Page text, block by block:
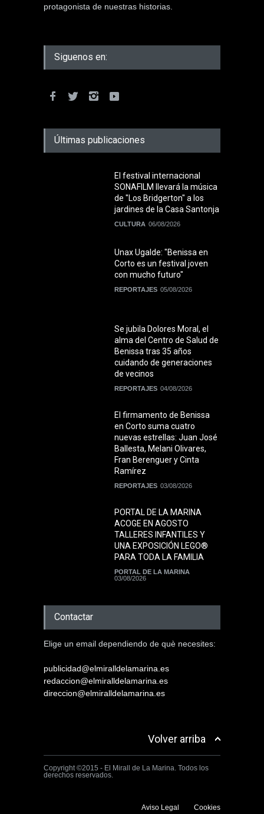
protagonista de nuestras historias.
Siguenos en:
Últimas publicaciones
El festival internacional
SONAFILM llevará la música
de "Los Bridgerton" a los
jardines de la Casa Santonja
CULTURA 06/08/2026
Unax Ugalde: "Benissa en
Corto es un festival joven
con mucho futuro"
REPORTAJES 05/08/2026
Se jubila Dolores Moral, el
alma del Centro de Salud de
Benissa tras 35 años
cuidando de generaciones
de vecinos
REPORTAJES 04/08/2026
El firmamento de Benissa
en Corto suma cuatro
nuevas estrellas: Juan José
Ballesta, Melani Olivares,
Fran Berenguer y Cinta
Ramírez
REPORTAJES 03/08/2026
PORTAL DE LA MARINA
ACOGE EN AGOSTO
TALLERES INFANTILES Y
UNA EXPOSICIÓN LEGO®
PARA TODA LA FAMILIA
PORTAL DE LA MARINA
03/08/2026
Contactar
Elige un email dependiendo de què necesites:
publicidad@elmiralldelamarina.es
redaccion@elmiralldelamarina.es
direccion@elmiralldelamarina.es
Volver arriba
Copyright ©2015 - El Mirall de La Marina. Todos los
derechos reservados.
Aviso Legal Cookies